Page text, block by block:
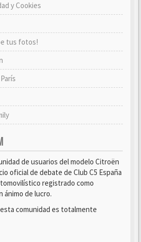
y Cookies
tus fotos!
de usuarios del modelo Citroën
oficial de debate de Club C5 España
registrado como
ánimo de lucro.
comunidad es totalmente